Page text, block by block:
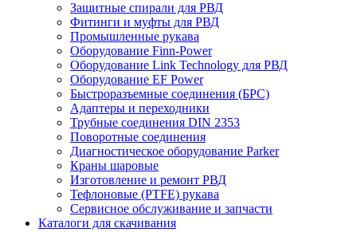
Защитные спирали для РВД
Фитинги и муфты для РВД
Промышленные рукава
Оборудование Finn-Power
Оборудование Link Technology для РВД
Оборудование EF Power
Быстроразъемные соединения (БРС)
Адаптеры и переходники
Трубные соединения DIN 2353
Поворотные соединения
Диагностическое оборудование Parker
Краны шаровые
Изготовление и ремонт РВД
Тефлоновые (PTFE) рукава
Сервисное обслуживание и запчасти
Каталоги для скачивания